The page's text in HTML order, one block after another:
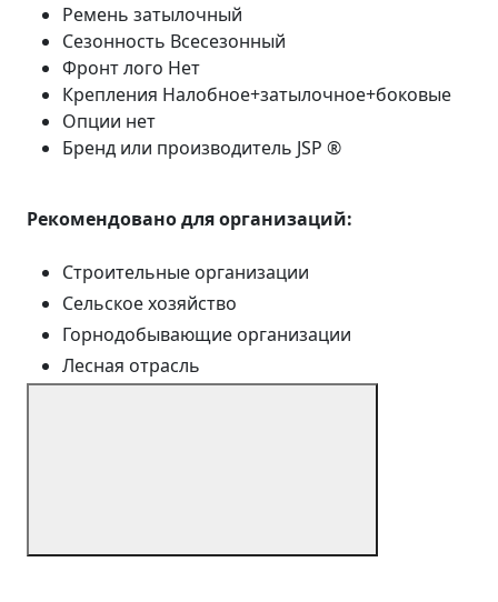
Ремень затылочный
Сезонность Всесезонный
Фронт лого Нет
Крепления Налобное+затылочное+боковые
Опции нет
Бренд или производитель JSP ®
Рекомендовано для организаций:
Строительные организации
Сельское хозяйство
Горнодобывающие организации
Лесная отрасль